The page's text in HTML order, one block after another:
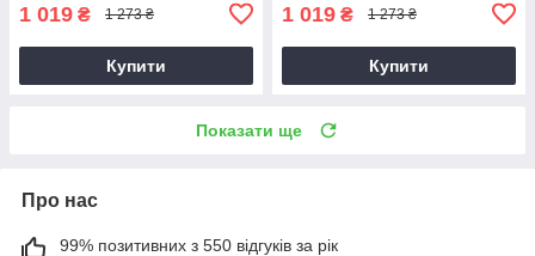
1 019 ₴ 1 273 ₴
Купити
1 019 ₴ 1 273 ₴
Купити
Показати ще
Про нас
99% позитивних з 550 відгуків за рік